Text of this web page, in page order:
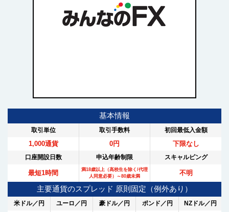
基本情報
取引単位 取引手数料 初回最低入金額
1,000通貨 0円 下限なし
口座開設日数 申込年齢制限 スキャルピング
最短1時間
満18歳以上（高校生を除く/代理
人同意必要）～80歳未満
不明
主要通貨のスプレッド 原則固定（例外あり）
米ドル／円 ユーロ／円 豪ドル／円 ポンド／円 NZドル／円